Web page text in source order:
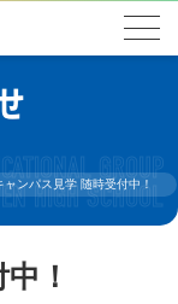
ャンパス見学 随時受付中！
！